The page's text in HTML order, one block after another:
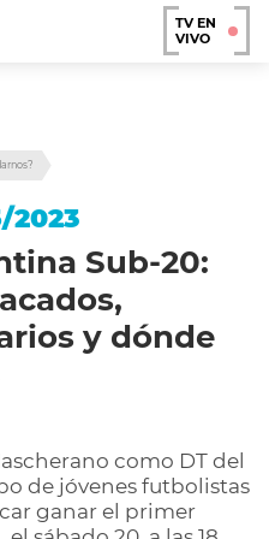
TV EN
VIVO
2023
Sub-20:
y dónde
como DT del
de jóvenes futbolistas
ganar el primer